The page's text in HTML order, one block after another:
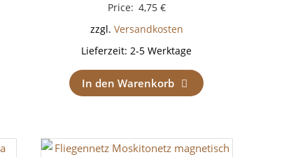
Price: 4,75 €
zzgl. Versandkosten
Lieferzeit:2-5 Werktage
In den Warenkorb